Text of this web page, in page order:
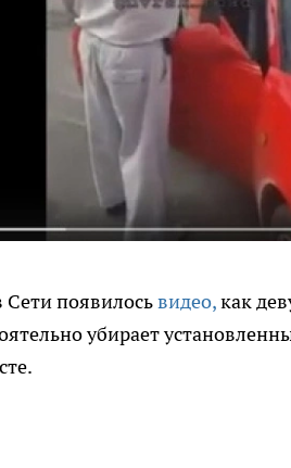
Сети появилосьвидео,как
убирает